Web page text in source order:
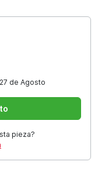
de Agosto
pieza?